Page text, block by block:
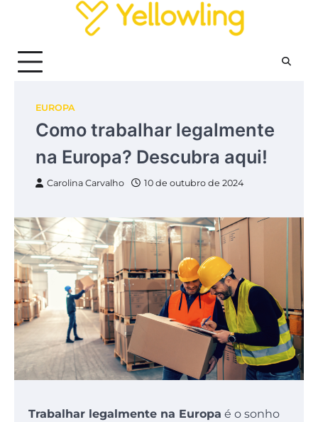
EUROPA
Como trabalhar legalmente
na Europa? Descubra aqui!
Carolina Carvalho 10 de outubro de 2024
Trabalhar legalmente na Europa é o sonho